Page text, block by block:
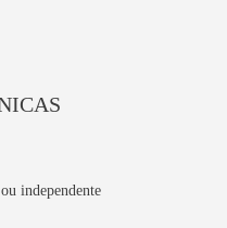
independente